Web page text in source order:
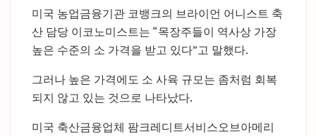
미국 농업금융기관 코뱅크의 브라이언 어니스트 축
산 담당 이코노미스트는 “목장주들이 역사상 가장
높은 수준의 소 가격을 받고 있다”고 말했다.
그러나 높은 가격에도 소 사육 규모는 좀처럼 회복
되지 않고 있는 것으로 나타났다.
미국 축산금융업체 팜크레디트서비스오브아메리